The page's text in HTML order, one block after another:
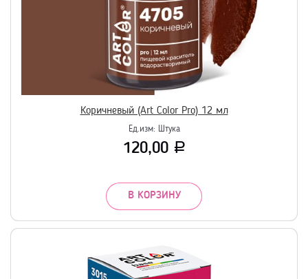
Коричневый (Art Color Pro) 12 мл
Ед.изм: Штука
120,00 Р
В КОРЗИНУ